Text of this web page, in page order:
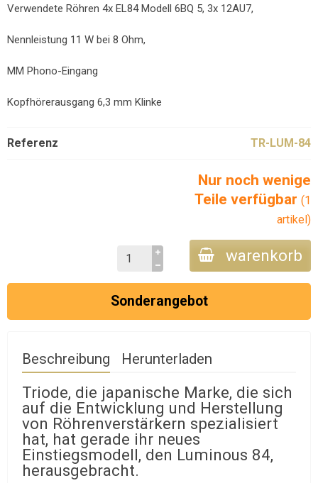
Verwendete Röhren 4x EL84 Modell 6BQ 5, 3x 12AU7,
Nennleistung 11 W bei 8 Ohm,
MM Phono-Eingang
Kopfhörerausgang 6,3 mm Klinke
Referenz TR-LUM-84
Nur noch wenige
Teile verfügbar (1
artikel)
warenkorb
Sonderangebot
Beschreibung Herunterladen
Triode, die japanische Marke, die sich
auf die Entwicklung und Herstellung
von Röhrenverstärkern spezialisiert
hat, hat gerade ihr neues
Einstiegsmodell, den Luminous 84,
herausgebracht.